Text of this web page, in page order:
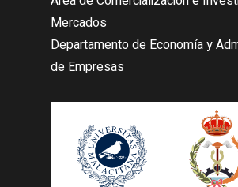
Mercados
Departamento de Economía y
de Empresas